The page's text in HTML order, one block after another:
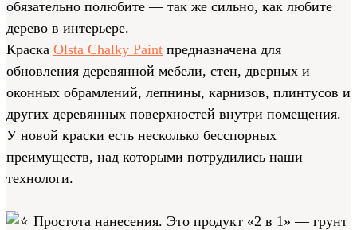
обязательно полюбите — так же сильно, как любите
дерево в интерьере.
Краска Olsta Chalky Paint предназначена для
обновления деревянной мебели, стен, дверных и
оконных обрамлений, лепнины, карнизов, плинтусов и
других деревянных поверхностей внутри помещения.
У новой краски есть несколько бесспорных
преимуществ, над которыми потрудились наши
технологи.
Простота нанесения. Это продукт «2 в 1» — грунт